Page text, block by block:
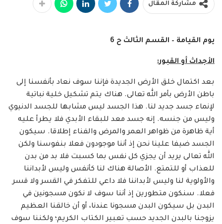
مشاركة المقال
يوم القيامة – القسم الثالث ح 6
الأجداث أو القبور:
بعد اكتمال خلق الأرض الجديدة فإننا سوف نعاد بأنفسنا إلى
باطن الأرض بأمر الله تعالى. هناك يتم تشكيل خلية نباتية
لإنماء جسد جديد لنا. هذا الجسد ليس مشابها للجسد الدنيوي
وليس من جنسه. إنه جسد معد للبقاء الأبدي فلا يطرأ عليه
أية ظاهرة من ظواهر العمر والمرض والفناء إطلاقا. سيكون
الجسد ضيفا علينا نحن إذ أننا موجودون فعلا بنفوسنا ولكن
الله تعالى يريد أن يجزي كل نفس بما كسبت فلا بد من بدن
للعذاب أو للتمتع. الأصالة هناك لنا كأنفس وليس لأبداننا
والأولوية لنا وليس لأبداننا فلا داعي للتفكر في القسر ولا قسر
فعلا. سنكون متطورين إذ أننا سوف لا نكون مسجونين في
البدن بل سيكون البدن مسجونا عندنا، أو أن خالقنا العظيم
يزوجنا بالبدن الجديد حسب تعبير الكتاب الكريم؛ ولكننا سوف